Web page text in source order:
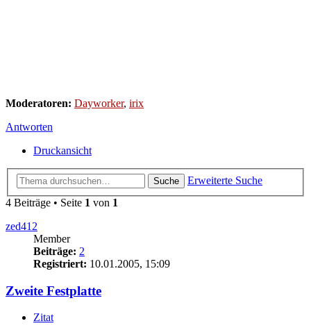
Moderatoren: Dayworker, irix
Antworten
Druckansicht
Suche
Erweiterte Suche
4 Beiträge • Seite 1 von 1
zed412
Member
Beiträge: 2
Registriert: 10.01.2005, 15:09
Zweite Festplatte
Zitat